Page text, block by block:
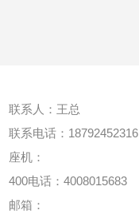
联系人：王总
联系电话：18792452316
座机：
400电话：4008015683
邮箱：